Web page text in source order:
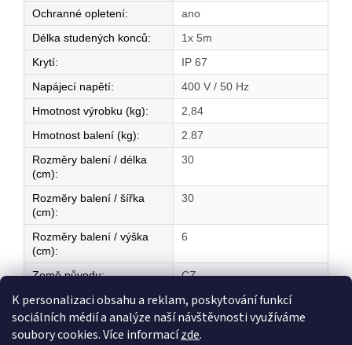
K personalizaci obsahu a reklam, poskytování funkcí
sociálních médií a analýze naší návštěvnosti využíváme
soubory cookies. Více informacízde.
Ochranné opletení:
ano
Délka studených konců:
1x 5m
Krytí:
IP 67
Napájecí napětí:
400 V / 50 Hz
Hmotnost výrobku (kg):
2,84
Hmotnost balení (kg):
2.87
Rozměry balení / délka
(cm):
30
Rozměry balení / šířka
(cm):
30
Rozměry balení / výška
(cm):
6
Země původu: CZ